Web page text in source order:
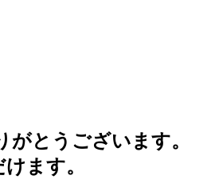
とうございます。
ます。